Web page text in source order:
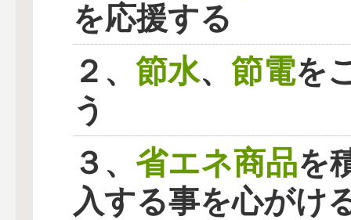
を応援する
２、 節水、 節電を
う
３、 省エネ商品を
入する事を心がけ